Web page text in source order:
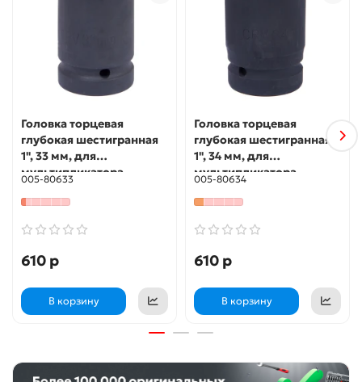
Головка торцевая
глубокая шестигранная
1", 33 мм, для
мультипликатора
МАСТАК 005-80633
005-80633
610 р
В корзину
Головка торцевая
глубокая шестигранная
1", 34 мм, для
мультипликатора
МАСТАК 005-80634
005-80634
610 р
В корзину